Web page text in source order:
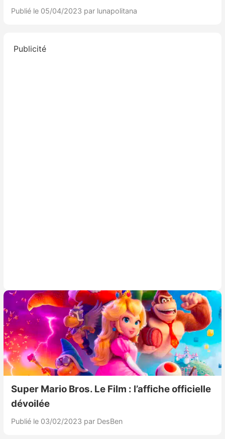
Publié le 05/04/2023 par lunapolitana
Publicité
Super Mario Bros. Le Film : l’affiche officielle
dévoilée
Publié le 03/02/2023 par DesBen